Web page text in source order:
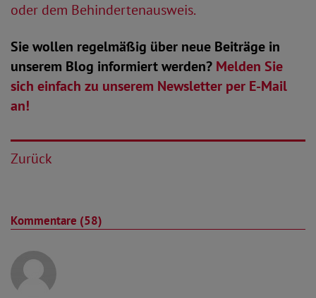
oder dem Behindertenausweis.
Sie wollen regelmäßig über neue Beiträge in
unserem Blog informiert werden? Melden Sie
sich einfach zu unserem Newsletter per E-Mail
an!
Zurück
Kommentare (58)